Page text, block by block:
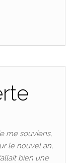
me souviens,
le nouvel an,
bien une